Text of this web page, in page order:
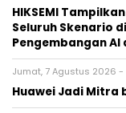
HIKSEMI
Seluruh Skenario
Pengembangan
Jumat, 7 Agustus 2026 -
Huawei Jadi Mitra